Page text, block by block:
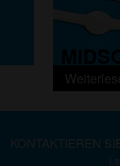
KONTAKTIEREN